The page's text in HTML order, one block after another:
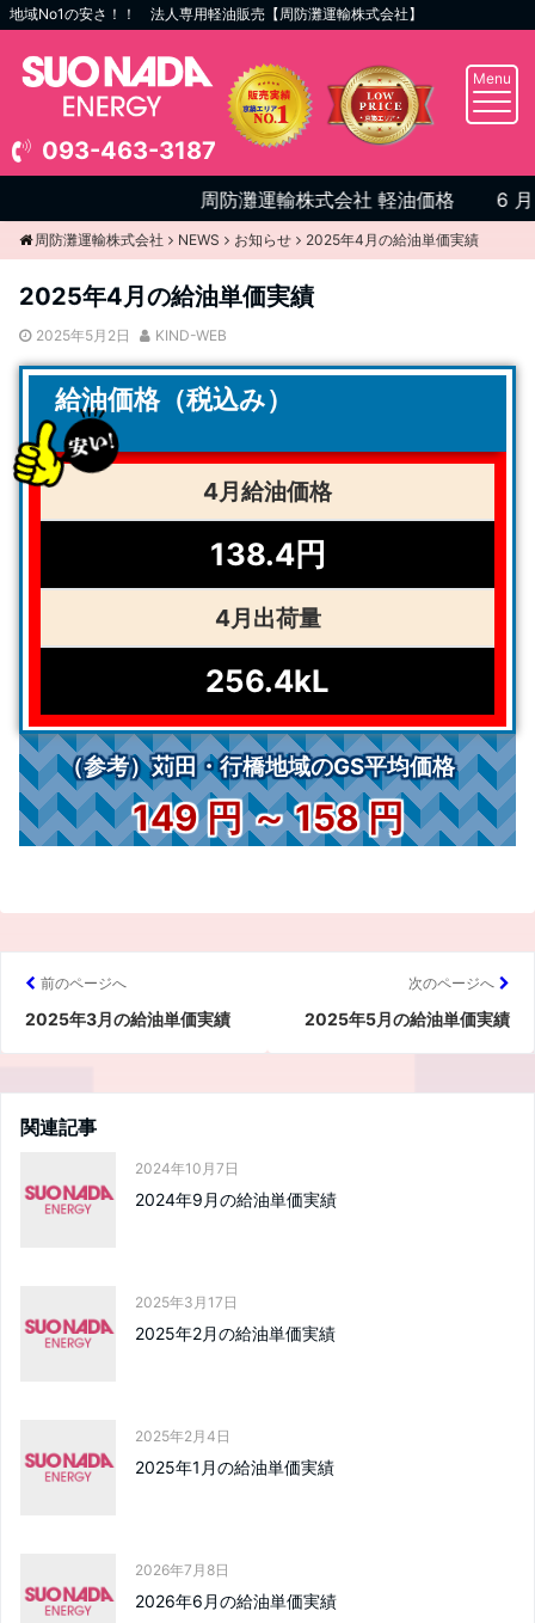
地域No1の安さ！！ 法人専用軽油販売【周防灘運輸株式会社】
093-463-3187
周防灘運輸株式会社 軽油価格 6 月
Menu
周防灘運輸株式会社 NEWS お知らせ 2025年4月の給油単価実績
2025年4月の給油単価実績
2025年5月2日 KIND-WEB
給油価格（税込み）
4月給油価格
138.4円
4月出荷量
256.4kL
（参考）苅田・行橋地域のGS平均価格
149 円 ～ 158 円
前のページへ
2025年3月の給油単価実績
次のページへ
2025年5月の給油単価実績
関連記事
2024年10月7日
2024年9月の給油単価実績
2025年3月17日
2025年2月の給油単価実績
2025年2月4日
2025年1月の給油単価実績
2026年7月8日
2026年6月の給油単価実績